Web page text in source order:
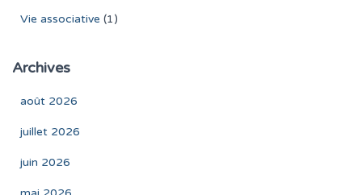
Vie associative (1)
Archives
août 2026
juillet 2026
juin 2026